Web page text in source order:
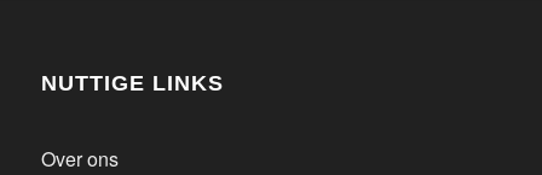
NUTTIGE LINKS
Over ons